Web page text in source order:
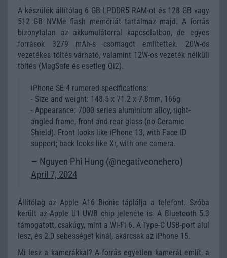
A készülék állítólag 6 GB LPDDR5 RAM-ot és 128 GB vagy
512 GB NVMe flash memóriát tartalmaz majd. A forrás
bizonytalan az akkumulátorral kapcsolatban, de egyes
források 3279 mAh-s csomagot említettek. 20W-os
vezetékes töltés várható, valamint 12W-os vezeték nélküli
töltés (MagSafe és esetleg Qi2).
iPhone SE 4 rumored specifications:
- Size and weight: 148.5 x 71.2 x 7.8mm, 166g
- Appearance: 7000 series aluminium alloy, right-
angled frame, front and rear glass (no Ceramic
Shield). Front looks like iPhone 13, with Face ID
support; back looks like Xr, with one camera.
— Nguyen Phi Hung (@negativeonehero)
April 7, 2024
Állítólag az Apple A16 Bionic táplálja a telefont. Szóba
került az Apple U1 UWB chip jelenéte is. A Bluetooth 5.3
támogatott, csakúgy, mint a Wi-Fi 6. A Type-C USB-port alul
lesz, és 2.0 sebességet kínál, akárcsak az iPhone 15.
Mi lesz a kamerákkal? A forrás egyetlen kamerát említ, a